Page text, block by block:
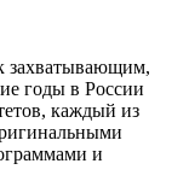
захватывающим,
годы в России
каждый из
и